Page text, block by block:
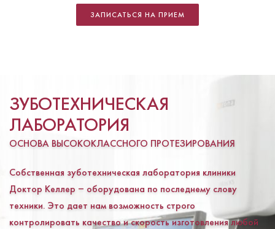
ЗАПИСАТЬСЯ НА ПРИЕМ
ЗУБОТЕХНИЧЕСКАЯ
ЛАБОРАТОРИЯ
ОСНОВА ВЫСОКОКЛАССНОГО ПРОТЕЗИРОВАНИЯ
Собственная зуботехническая лаборатория клиники
Доктор Келлер ‒ оборудована по последнему слову
техники. Это дает нам возможность строго
контролировать качество и скорость изготовления любой